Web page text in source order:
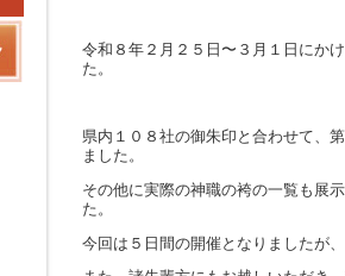
令和８年２月２５日〜３月１日にか
た。
県内１０８社の御朱印と合わせて、
ました。
その他に実際の神職の袴の一覧も展
た。
今回は５日間の開催となりましたが